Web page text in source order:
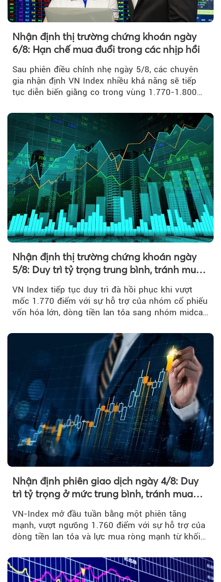
Theo
Nhận định thị trường chứng khoán ngày
6/8: Hạn chế mua đuổi trong các nhịp hồi
Sau phiên điều chỉnh nhẹ ngày 5/8, các chuyên
gia nhận định VN Index nhiều khả năng sẽ tiếp
tục diễn biến giằng co trong vùng 1.770-1.800
Nhận định thị trường chứng khoán ngày
5/8: Duy trì tỷ trọng trung bình, tránh mua
VN Index tiếp tục duy trì đà hồi phục khi vượt
mốc 1.770 điểm với sự hỗ trợ của nhóm cổ phiếu
vốn hóa lớn, dòng tiền lan tỏa sang nhóm midcap
Nhận định phiên giao dịch ngày 4/8: Duy
trì tỷ trọng ở mức trung bình, tránh mua
VN-Index mở đầu tuần bằng một phiên tăng
mạnh, vượt ngưỡng 1.760 điểm với sự hỗ trợ của
dòng tiền lan tỏa và lực mua ròng mạnh từ khối